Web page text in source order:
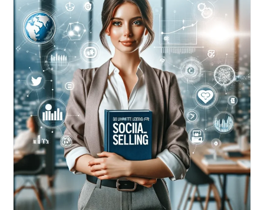
Media.
Wie
Werde
Ich
Im
Internet
Sichtbar?!:
Starte
Mit
Social
Media
Für
Erfolg
Durch
Deinen
Online
Auftritt
Und
Mehr
Sichtbarkeit